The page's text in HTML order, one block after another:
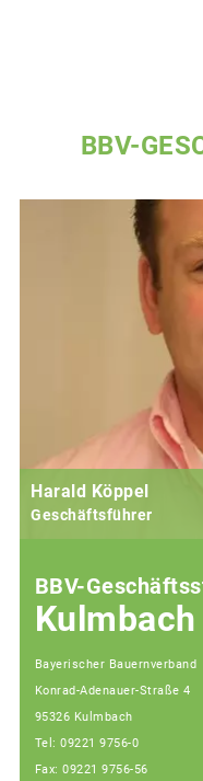
BBV-
Harald Köppel
Geschäftsführer
BBV-
Kulmbach
Bayerischer Bauernverband
Konrad-Adenauer-Straße 4
95326 Kulmbach
Tel: 09221 9756-0
Fax: 09221 9756-56